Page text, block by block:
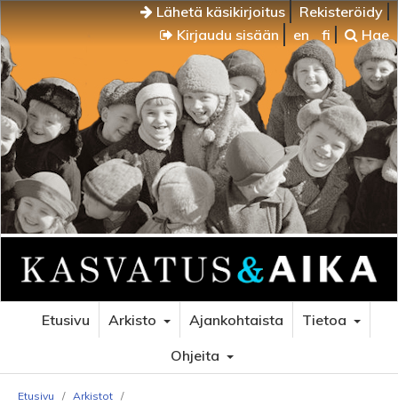
Lähetä käsikirjoitus
Rekisteröidy
Kirjaudu sisään
en fi Hae
Etusivu Arkisto Ajankohtaista
Tietoa
Ohjeita
Etusivu / Arkistot /